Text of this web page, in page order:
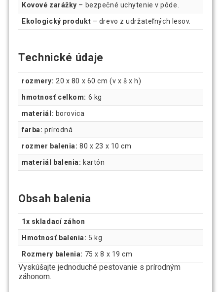
Kovové zarážky – bezpečné uchytenie v pôde.
Ekologický produkt – drevo z udržateľných lesov.
Technické údaje
rozmery: 20 x 80 x 60 cm (v x š x h)
hmotnosť celkom: 6 kg
materiál: borovica
farba: prírodná
rozmer balenia: 80 x 23 x 10 cm
materiál balenia: kartón
Obsah balenia
1x skladací záhon
Hmotnosť balenia: 5 kg
Rozmery balenia: 75 x 8 x 19 cm
Vyskúšajte jednoduché pestovanie s prírodným
záhonom.